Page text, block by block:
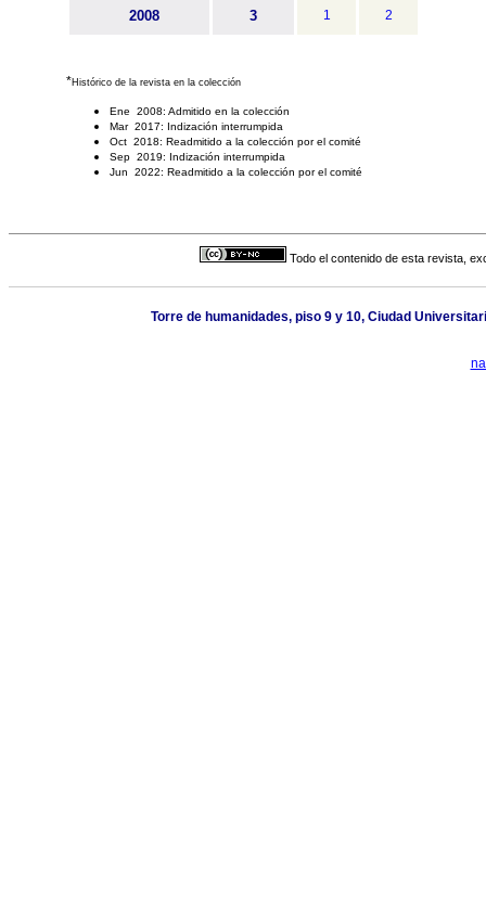
2008 3 1 2
*Histórico de la revista en la colección
Ene 2008: Admitido en la colección
Mar 2017: Indización interrumpida
Oct 2018: Readmitido a la colección por el comité
Sep 2019: Indización interrumpida
Jun 2022: Readmitido a la colección por el comité
Todo el contenido de esta revista,
Torre de humanidades, piso 9 y 10, Ciudad